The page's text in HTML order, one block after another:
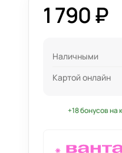
1 790 ₽
Наличными
Картой онлайн
+18 бонусов на